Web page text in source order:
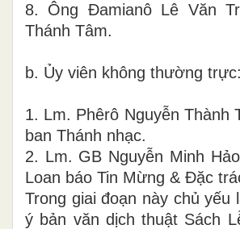
8. Ông Đamianô Lê Văn
Thánh Tâm.
b. Ủy viên không thường trực:
1. Lm. Phêrô Nguyễn Thành
ban Thánh nhạc.
2. Lm. GB Nguyễn Minh
Loan báo Tin Mừng & Đặc
Trong giai đoạn này chủ yếu
ý bản văn dịch thuật Sách